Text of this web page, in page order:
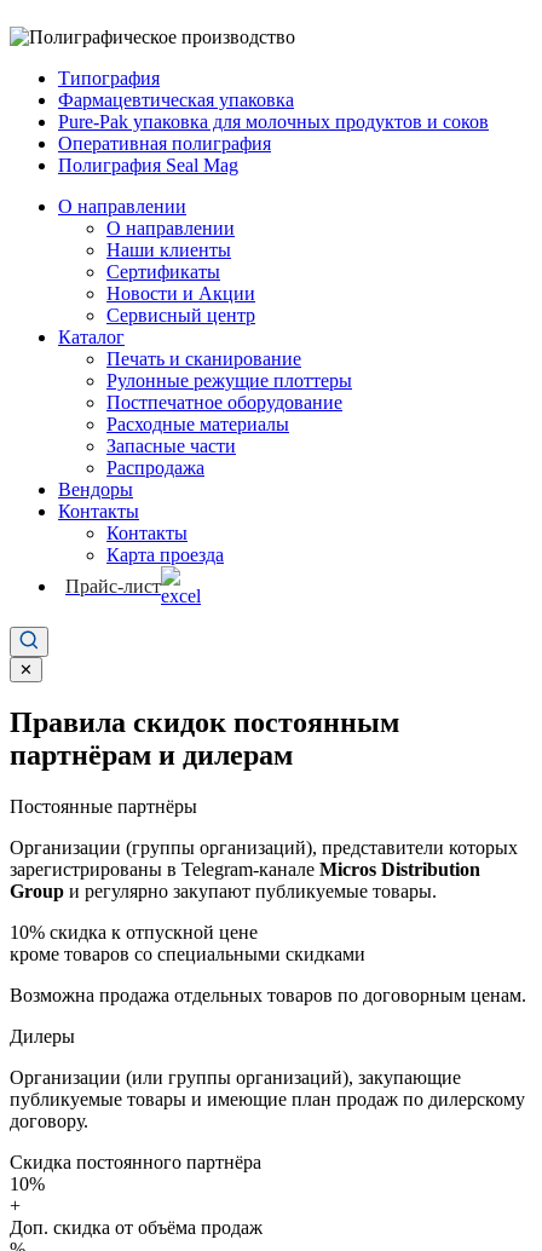
Типография
Фармацевтическая упаковка
Pure-Pak упаковка для молочных продуктов и соков
Оперативная полиграфия
Полиграфия Seal Mag
О направлении
О направлении
Наши клиенты
Сертификаты
Новости и Акции
Сервисный центр
Каталог
Печать и сканирование
Рулонные режущие плоттеры
Постпечатное оборудование
Расходные материалы
Запасные части
Распродажа
Вендоры
Контакты
Контакты
Карта проезда
Прайс-лист
✕
Правила скидок постоянным
партнёрам и дилерам
Постоянные партнёры
Организации (группы организаций), представители которых
зарегистрированы в Telegram-канале Micros Distribution
Group и регулярно закупают публикуемые товары.
10% скидка к отпускной цене
кроме товаров со специальными скидками
Возможна продажа отдельных товаров по договорным ценам.
Дилеры
Организации (или группы организаций), закупающие
публикуемые товары и имеющие план продаж по дилерскому
договору.
Скидка постоянного партнёра
10%
+
Доп. скидка от объёма продаж